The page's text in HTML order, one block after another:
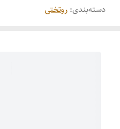
دسته‌بندی: روتختی